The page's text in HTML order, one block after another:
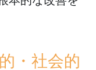
・社会的